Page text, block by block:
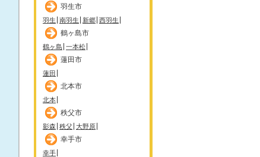
羽生市
羽生 南羽生 新郷 西羽生
鶴ヶ島市
鶴ヶ島 一本松
蓮田市
蓮田
北本市
北本
秩父市
影森 秩父 大野原
幸手市
幸手